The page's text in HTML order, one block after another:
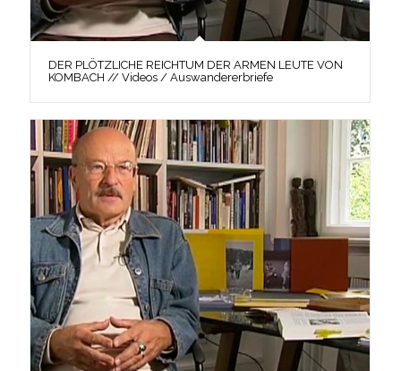
DER PLÖTZLICHE REICHTUM DER ARMEN LEUTE VON
KOMBACH // Videos / Auswandererbriefe